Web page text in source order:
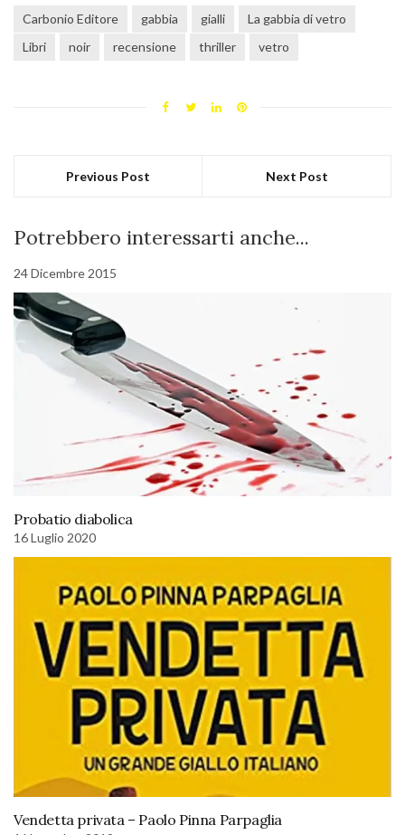
Carbonio Editore gabbia gialli
La gabbia di vetro
Libri
noir recensione thriller vetro
Previous Post Next Post
Potrebbero interessarti anche...
24 Dicembre 2015
Probatio diabolica
16 Luglio 2020
Vendetta privata – Paolo Pinna Parpaglia